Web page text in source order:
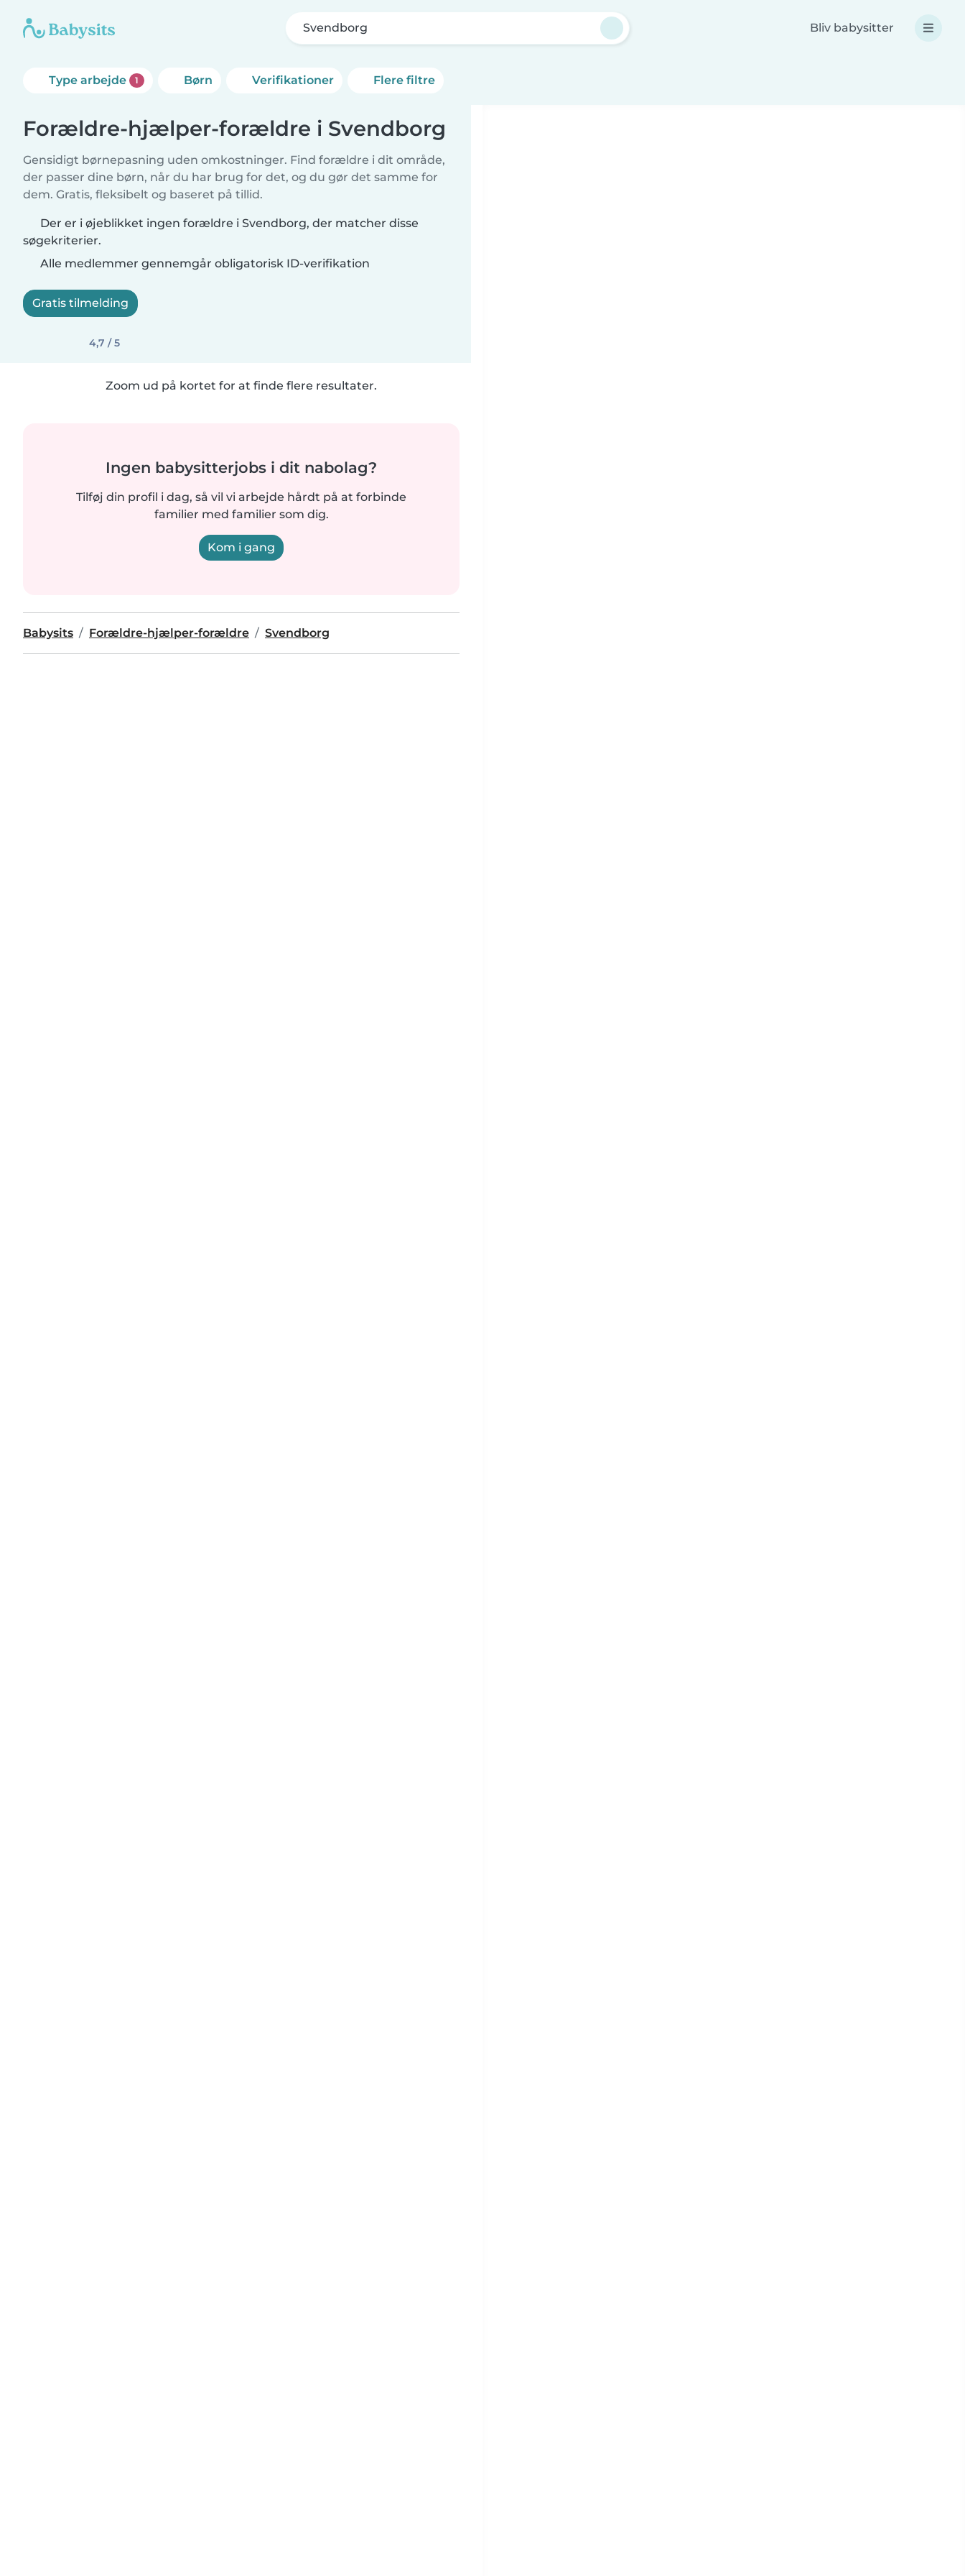
Svendborg Bliv babysitter
Type arbejde 1 Børn Verifikationer Flere filtre
Forældre-hjælper-forældre i Svendborg
Gensidigt børnepasning uden omkostninger. Find forældre i dit område,
der passer dine børn, når du har brug for det, og du gør det samme for
dem. Gratis, fleksibelt og baseret på tillid.
Der er i øjeblikket ingen forældre i Svendborg, der matcher disse
søgekriterier.
Alle medlemmer gennemgår obligatorisk ID-verifikation
Gratis tilmelding
4,7 / 5
Zoom ud på kortet for at finde flere resultater.
Ingen babysitterjobs i dit nabolag?
Tilføj din profil i dag, så vil vi arbejde hårdt på at forbinde
familier med familier som dig.
Kom i gang
Babysits Forældre-hjælper-forældre Svendborg